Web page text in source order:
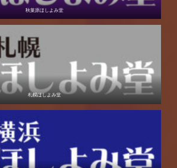
秋葉原ほしよみ堂
札幌ほしよみ堂